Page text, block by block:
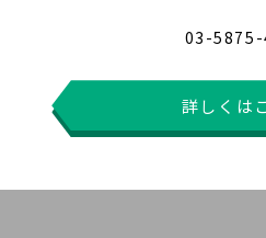
03-5875-
詳しくは